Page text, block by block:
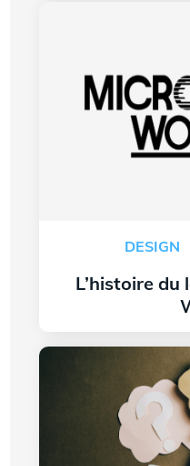
DESIGN
L’histoire
7 questions à vous
de